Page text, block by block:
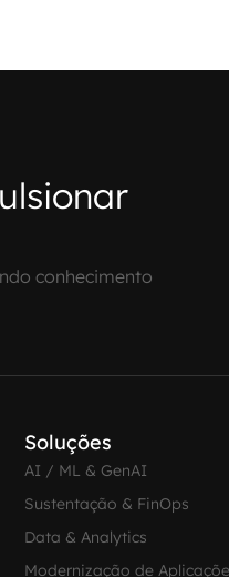
conhecimento
Soluções
AI / ML & GenAI
Sustentação & FinOps
Data & Analytics
Modernização de